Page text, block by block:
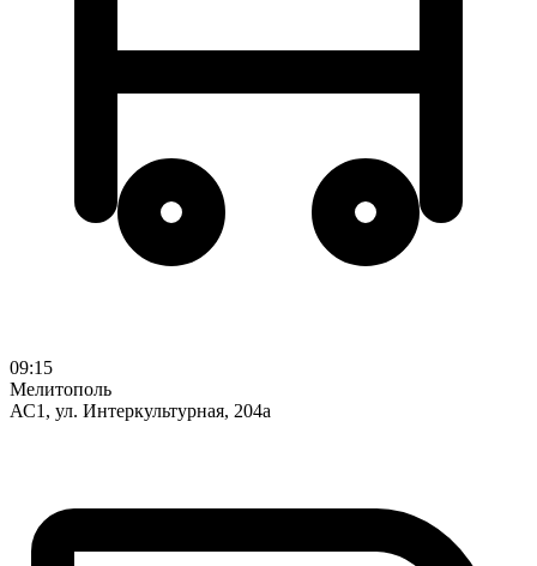
09:15
Мелитополь
АС1, ул. Интеркультурная, 204а